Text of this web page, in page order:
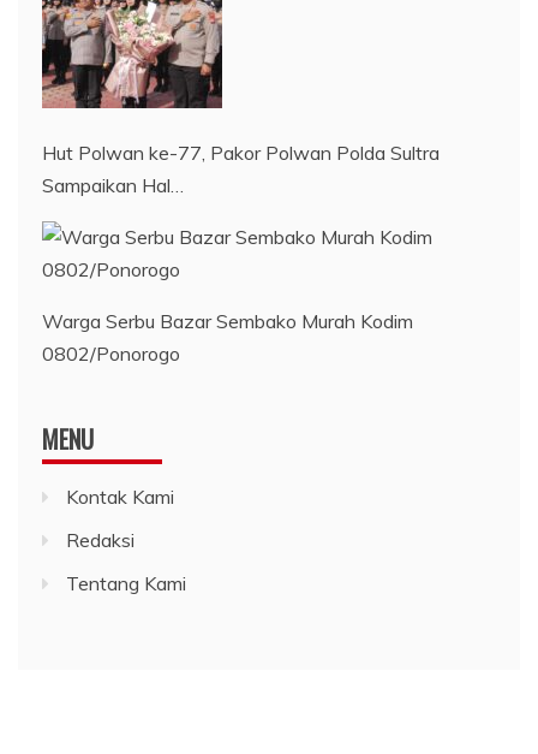
Hut Polwan ke-77, Pakor Polwan Polda Sultra
Sampaikan Hal…
Warga Serbu Bazar Sembako Murah Kodim
0802/Ponorogo
MENU
Kontak Kami
Redaksi
Tentang Kami